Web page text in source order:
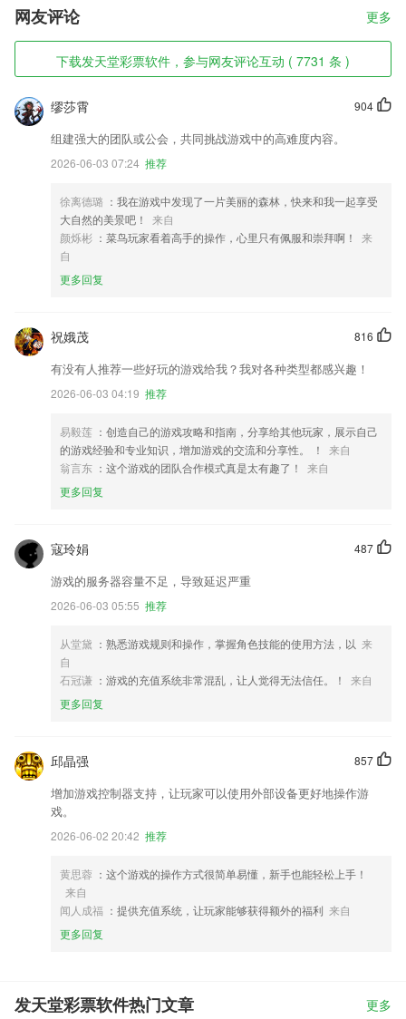
网友评论 更多
下载发天堂彩票软件，参与网友评论互动 ( 7731 条 )
904
缪莎霄
组建强大的团队或公会，共同挑战游戏中的高难度内容。
2026-06-03 07:24 推荐
徐离德璐 ：我在游戏中发现了一片美丽的森林，快来和我一起享受
大自然的美景吧！
来自
颜烁彬 ：菜鸟玩家看着高手的操作，心里只有佩服和崇拜啊！
来
自
更多回复
816
祝娥茂
有没有人推荐一些好玩的游戏给我？我对各种类型都感兴趣！
2026-06-03 04:19 推荐
易毅莲 ：创造自己的游戏攻略和指南，分享给其他玩家，展示自己
的游戏经验和专业知识，增加游戏的交流和分享性。 ！
来自
翁言东 ：这个游戏的团队合作模式真是太有趣了！
来自
更多回复
487
寇玲娟
游戏的服务器容量不足，导致延迟严重
2026-06-03 05:55 推荐
从堂黛 ：熟悉游戏规则和操作，掌握角色技能的使用方法，以 来
自
石冠谦 ：游戏的充值系统非常混乱，让人觉得无法信任。！
来自
更多回复
857
邱晶强
增加游戏控制器支持，让玩家可以使用外部设备更好地操作游
戏。
2026-06-02 20:42 推荐
黄思蓉 ：这个游戏的操作方式很简单易懂，新手也能轻松上手！
来自
闻人成福 ：提供充值系统，让玩家能够获得额外的福利 来自
更多回复
发天堂彩票软件热门文章 更多